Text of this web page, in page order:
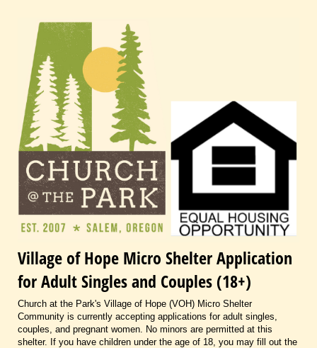
Village of Hope Micro Shelter Application
for Adult Singles and Couples (18+)
Church at the Park's Village of Hope (VOH) Micro Shelter
Community is currently accepting applications for adult singles,
couples, and pregnant women. No minors are permitted at this
shelter. If you have children under the age of 18, you may fill out the